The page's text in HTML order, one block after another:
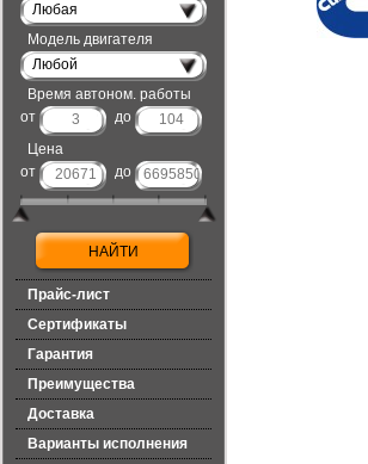
Любая
Модель двигателя
Любой
Время автоном. работы
от
до
Цена
от
до
Прайс-лист
Сертификаты
Гарантия
Преимущества
Доставка
Варианты исполнения